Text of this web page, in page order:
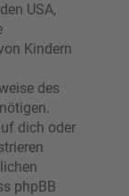
USA,
Kindern
des
dich oder
phpBB